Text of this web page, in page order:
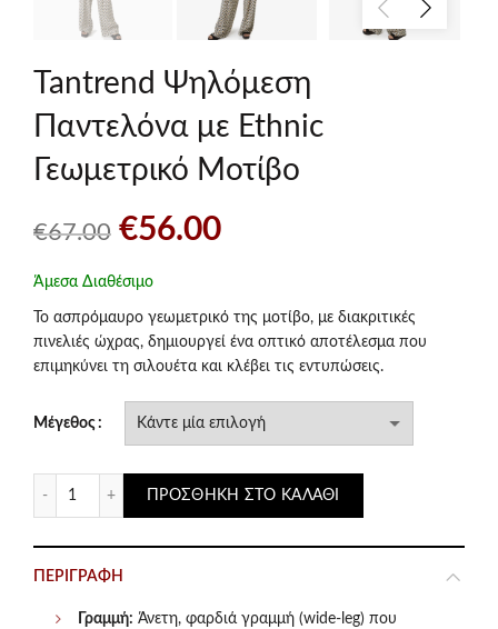
Tantrend Ψηλόμεση
Παντελόνα με Ethnic
Γεωμετρικό Μοτίβο
€67.00 Original
price
was:
€67.00.
€56.00Η
τιμή
είναι:
€56.00.
Άμεσα Διαθέσιμο
Το ασπρόμαυρο γεωμετρικό της μοτίβο, με διακριτικές
πινελιές ώχρας, δημιουργεί ένα οπτικό αποτέλεσμα που
επιμηκύνει τη σιλουέτα και κλέβει τις εντυπώσεις.
Μέγεθος
Tantrend Ψηλόμεση Παντελόνα με Ethnic Γεωμετρικό
ΠΡΟΣΘΉΚΗ ΣΤΟ ΚΑΛΆΘΙ
ΠΕΡΙΓΡΑΦΉ
Γραμμή: Άνετη, φαρδιά γραμμή (wide-leg) που